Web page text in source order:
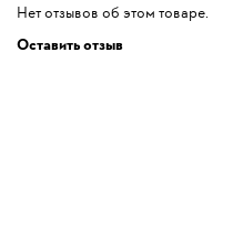
Нет отзывов об этом товаре.
Оставить отзыв